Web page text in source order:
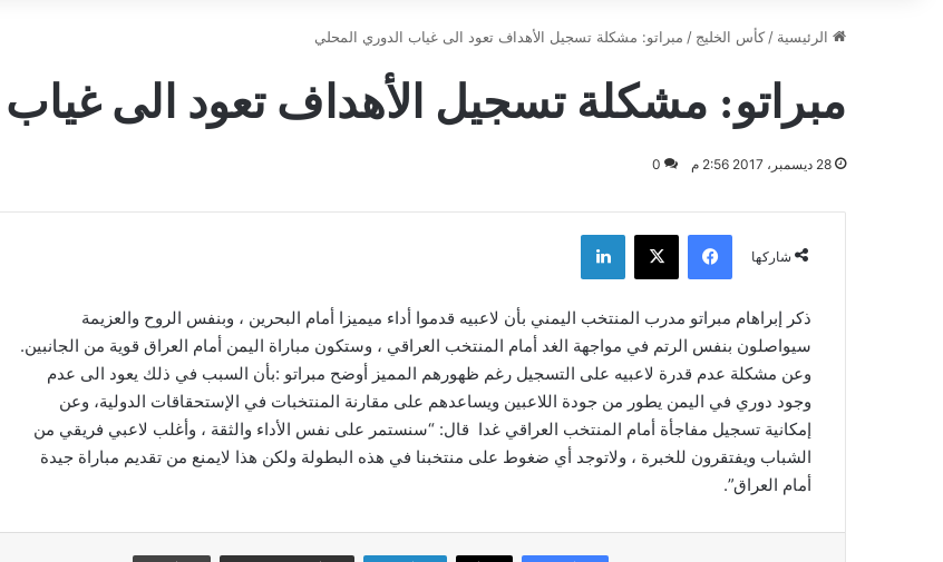
الرئيسية /كأس الخليج / مبراتو: مشكلة تسجيل الأهداف تعود الى غياب الدوري المحلي
مبراتو: مشكلة تسجيل الأهداف تعود الى
28 ديسمبر، 2017 2:56 م 0
شاركها
فيسبوك ‫X لينكدإن
ذكر إبراهام مبراتو مدرب المنتخب اليمني بأن لاعبيه قدموا أداء ميميزا أمام البحرين ، وبنفس الروح والعزيمة
سيواصلون بنفس الرتم في مواجهة الغد أمام المنتخب العراقي ، وستكون مباراة اليمن أمام العراق قوية من الجانبين.
وعن مشكلة عدم قدرة لاعبيه على التسجيل رغم ظهورهم المميز أوضح مبراتو :بأن السبب في ذلك يعود الى عدم
وجود دوري في اليمن يطور من جودة اللاعبين ويساعدهم على مقارنة المنتخبات في الإستحقاقات الدولية، وعن
إمكانية تسجيل مفاجأة أمام المنتخب العراقي غدا قال: “سنستمر على نفس الأداء والثقة ، وأغلب لاعبي فريقي من
الشباب ويفتقرون للخبرة ، ولاتوجد أي ضغوط على منتخبنا في هذه البطولة ولكن هذا لايمنع من تقديم مباراة جيدة
أمام العراق”.